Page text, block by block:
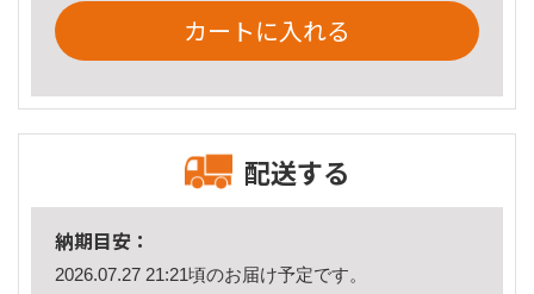
カートに入れる
配送する
納期目安：
2026.07.27 21:21頃のお届け予定です。